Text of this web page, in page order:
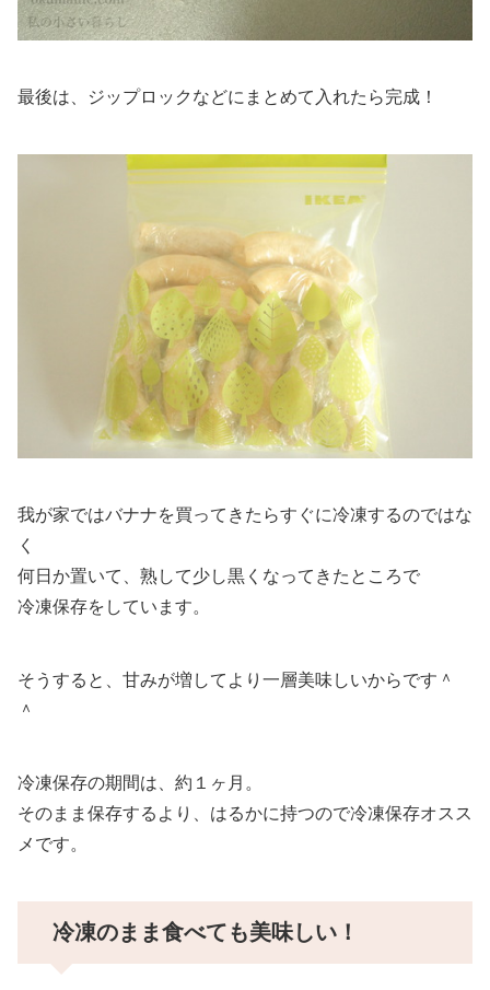
最後は、ジップロックなどにまとめて入れたら完成！
我が家ではバナナを買ってきたらすぐに冷凍するのではな
く
何日か置いて、熟して少し黒くなってきたところで
冷凍保存をしています。
そうすると、甘みが増してより一層美味しいからです＾
＾
冷凍保存の期間は、約１ヶ月。
そのまま保存するより、はるかに持つので冷凍保存オスス
メです。
冷凍のまま食べても美味しい！